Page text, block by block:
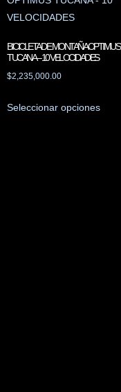
BICICLETA DE MONTAÑA OPTIMUS
TUCANA – 10 VELOCIDADES
$2,235,000.00
Seleccionar opciones